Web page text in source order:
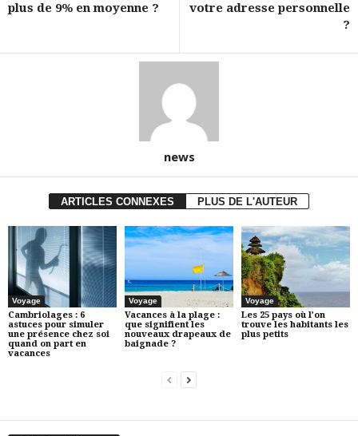
plus de 9% en moyenne ?
votre adresse personnelle
?
news
ARTICLES CONNEXES PLUS DE L'AUTEUR
Voyage
Cambriolages : 6
astuces pour simuler
une présence chez soi
quand on part en
vacances
Voyage
Vacances à la plage :
que signifient les
nouveaux drapeaux de
baignade ?
Voyage
Les 25 pays où l’on
trouve les habitants les
plus petits